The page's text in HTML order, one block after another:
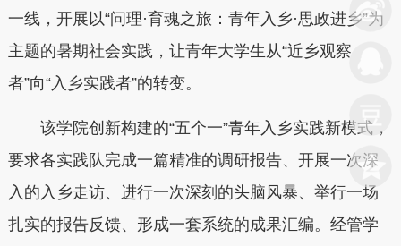
一线，开展以“问理·育魂之旅：青年入乡·思政进乡”为
主题的暑期社会实践，让青年大学生从“近乡观察
者”向“入乡实践者”的转变。
该学院创新构建的“五个一”青年入乡实践新模式，
要求各实践队完成一篇精准的调研报告、开展一次深
入的入乡走访、进行一次深刻的头脑风暴、举行一场
扎实的报告反馈、形成一套系统的成果汇编。经管学